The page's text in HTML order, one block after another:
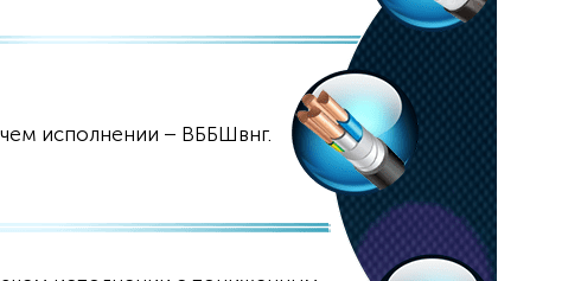
исполнении – ВББШвнг.